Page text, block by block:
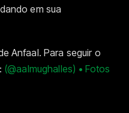
em sua
Anfaal. Para seguir o
(@aalmughalles) • Fotos